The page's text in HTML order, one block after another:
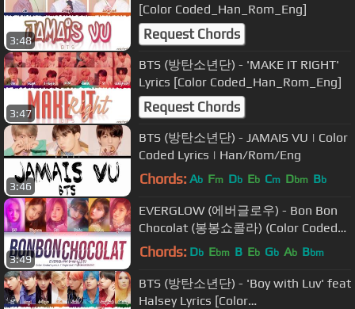
3:48
[Color Coded_Han_Rom_Eng]
Request Chords
3:47
BTS (방탄소년단) - 'MAKE IT RIGHT'
Lyrics [Color Coded_Han_Rom_Eng]
Request Chords
3:46
BTS (방탄소년단) - JAMAIS VU | Color
Coded Lyrics | Han/Rom/Eng
Chords: Ab Fm Db Eb Cm Dbm Bb
3:49
EVERGLOW (에버글로우) - Bon Bon
Chocolat (봉봉쇼콜라) (Color Coded
Lyrics Eng/Rom/Han/가사)
Chords: Db Ebm B Eb Gb Ab Bbm
BTS (방탄소년단) - 'Boy with Luv' feat
Halsey Lyrics [Color